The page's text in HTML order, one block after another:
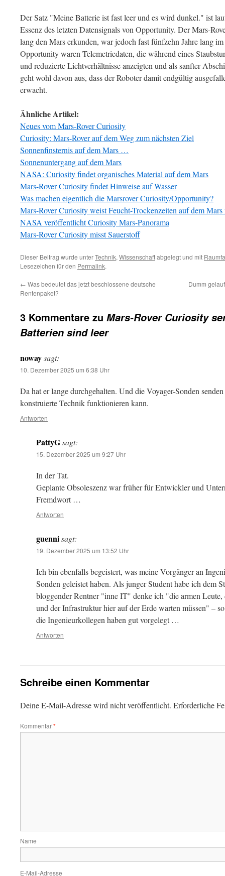
Der Satz "Meine Batterie ist fast leer und es wird dunkel." ist
Essenz des letzten Datensignals von Opportunity. Der Mars-
lang den Mars erkunden, war jedoch fast fünfzehn Jahre lang
Opportunity waren Telemetriedaten, die während eines
und reduzierte Lichtverhältnisse anzeigten und als sanfter
geht wohl davon aus, dass der Roboter damit endgültig
erwacht.
Ähnliche Artikel:
Neues vom Mars-Rover Curiosity
Curiosity: Mars-Rover auf dem Weg zum nächsten Ziel
Sonnenfinsternis auf dem Mars …
Sonnenuntergang auf dem Mars
NASA: Curiosity findet organisches Material auf dem Mars
Mars-Rover Curiosity findet Hinweise auf Wasser
Was machen eigentlich die Marsrover Curiosity/Opportunity?
Mars-Rover Curiosity weist Feucht-Trockenzeiten auf dem Mars
NASA veröffentlicht Curiosity Mars-Panorama
Mars-Rover Curiosity misst Sauerstoff
Dieser Beitrag wurde unterTechnik, Wissenschaftabgelegt und mit
Lesezeichen für den Permalink.
← Was bedeutet das jetzt beschlossene deutsche
Rentenpaket?
Dumm
3 Kommentare zu Mars-Rover Curiosity
Batterien sind leer
nowaysagt:
10. Dezember 2025 um 6:38 Uhr
Da hat er lange durchgehalten. Und die Voyager-Sonden
konstruierte Technik funktionieren kann.
Antworten
PattyGsagt:
15. Dezember 2025 um 9:27 Uhr
In der Tat.
Geplante Obsoleszenz war früher für Entwickler und
Fremdwort …
Antworten
guennisagt:
19. Dezember 2025 um 13:52 Uhr
Ich bin ebenfalls begeistert, was meine Vorgänger an
Sonden geleistet haben. Als junger Student habe ich dem
bloggender Rentner "inne IT" denke ich "die armen
und der Infrastruktur hier auf der Erde warten müssen" –
die Ingenieurkollegen haben gut vorgelegt …
Antworten
Schreibe einen Kommentar
Deine E-Mail-Adresse wird nicht veröffentlicht. Erforderliche
Kommentar*
Name
E-Mail-Adresse